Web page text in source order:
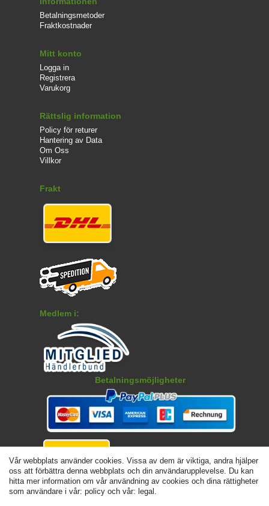
Betalningsmetoder
Fraktkostnader
Mitt konto
Logga in
Registrera
Varukorg
Rättslig information
Policy för returer
Hantering av Data
Om Oss
Villkor
Frakt
Medlem i:
Betalningsmöjligheter
Vår webbplats använder cookies. Vissa av dem är viktiga, andra hjälper
oss att förbättra denna webbplats och din användarupplevelse. Du kan
hitta mer information om vår användning av cookies och dina rättigheter
som användare i vår: policy och vår: legal.